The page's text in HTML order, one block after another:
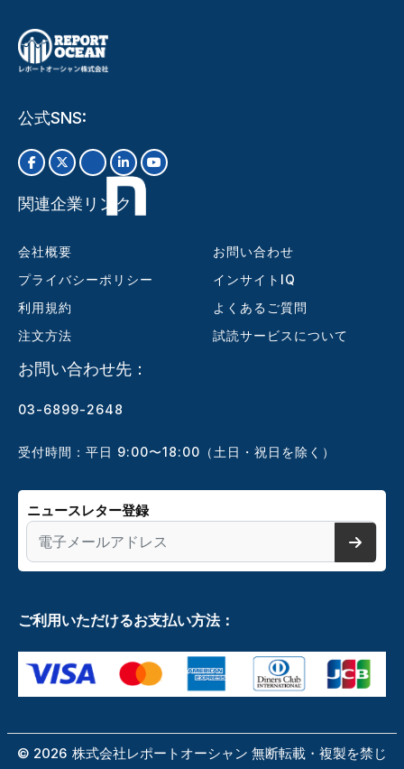
公式SNS:
関連企業リンク
会社概要
プライバシーポリシー
利用規約
注文方法
お問い合わせ
インサイトIQ
よくあるご質問
試読サービスについて
お問い合わせ先：
03-6899-2648
受付時間：平日 9:00〜18:00（土日・祝日を除く）
ニュースレター登録
ご利用いただけるお支払い方法：
© 2026 株式会社レポートオーシャン 無断転載・複製を禁じ